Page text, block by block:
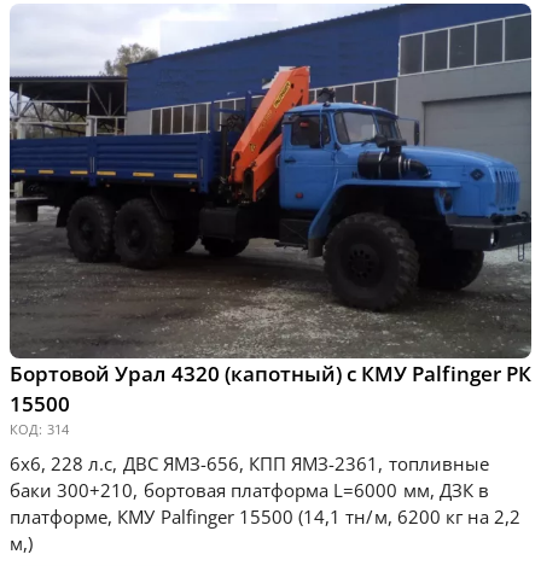
Бортовой Урал 4320 (капотный) с КМУ Palfinger РК
15500
КОД: 314
6х6, 228 л.с, ДВС ЯМЗ-656, КПП ЯМЗ-2361, топливные
баки 300+210, бортовая платформа L=6000 мм, ДЗК в
платформе, КМУ Palfinger 15500 (14,1 тн/м, 6200 кг на 2,2
м,)